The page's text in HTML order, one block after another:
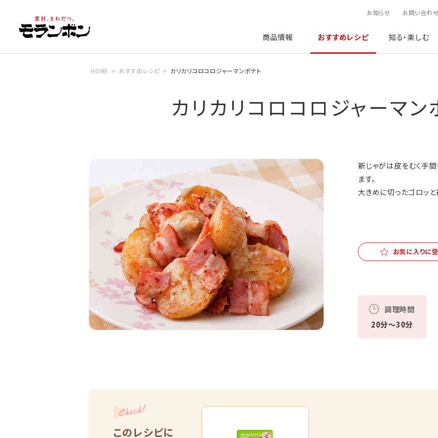
お知らせ お問い合わ
商品情報 おすすめレシピ 知る・楽しむ
HOME おすすめレシピ カリカリコロコロジャーマンポテト
カリカリコロコロジャーマン
新じゃがは皮をむく手
ます。
大きめに切ったゴロッ
お気に入りに
調理時間
20分～30分
Check!
このレシピに